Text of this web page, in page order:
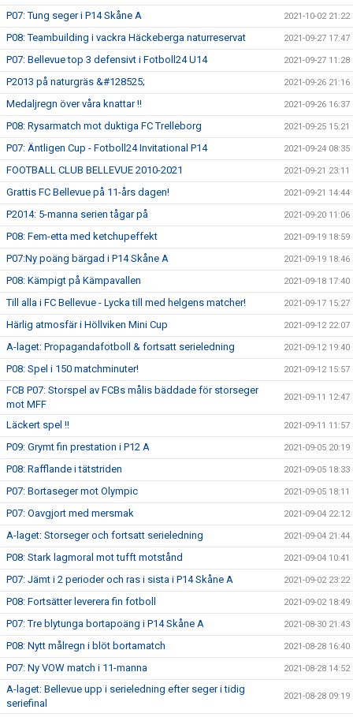
P07: Tung seger i P14 Skåne A 2021-10-02 21:22
P08: Teambuilding i vackra Häckeberga naturreservat 2021-09-27 17:47
P07: Bellevue top 3 defensivt i Fotboll24 U14 2021-09-27 11:28
P2013 på naturgräs &#128525; 2021-09-26 21:16
Medaljregn över våra knattar !! 2021-09-26 16:37
P08: Rysarmatch mot duktiga FC Trelleborg 2021-09-25 15:21
P07: Äntligen Cup - Fotboll24 Invitational P14 2021-09-24 08:35
FOOTBALL CLUB BELLEVUE 2010-2021 2021-09-21 23:11
Grattis FC Bellevue på 11-års dagen! 2021-09-21 14:44
P2014: 5-manna serien tågar på 2021-09-20 11:06
P08: Fem-etta med ketchupeffekt 2021-09-19 18:59
P07:Ny poäng bärgad i P14 Skåne A 2021-09-19 18:46
P08: Kämpigt på Kämpavallen 2021-09-18 17:40
Till alla i FC Bellevue - Lycka till med helgens matcher! 2021-09-17 15:27
Härlig atmosfär i Höllviken Mini Cup 2021-09-12 22:07
A-laget: Propagandafotboll & fortsatt serieledning 2021-09-12 19:40
P08: Spel i 150 matchminuter! 2021-09-12 15:57
FCB P07: Storspel av FCBs målis bäddade för storseger
mot MFF
2021-09-11 12:47
Läckert spel !! 2021-09-11 11:57
P09: Grymt fin prestation i P12 A 2021-09-05 20:19
P08: Rafflande i tätstriden 2021-09-05 18:33
P07: Bortaseger mot Olympic 2021-09-05 18:11
P07: Oavgjort med mersmak 2021-09-04 22:12
A-laget: Storseger och fortsatt serieledning 2021-09-04 21:44
P08: Stark lagmoral mot tufft motstånd 2021-09-04 10:41
P07: Jämt i 2 perioder och ras i sista i P14 Skåne A 2021-09-02 23:22
P08: Fortsätter leverera fin fotboll 2021-09-02 18:49
P07: Tre blytunga bortapoäng i P14 Skåne A 2021-08-30 21:43
P08: Nytt målregn i blöt bortamatch 2021-08-28 16:40
P07: Ny VOW match i 11-manna 2021-08-28 14:52
A-laget: Bellevue upp i serieledning efter seger i tidig
seriefinal
2021-08-28 09:19